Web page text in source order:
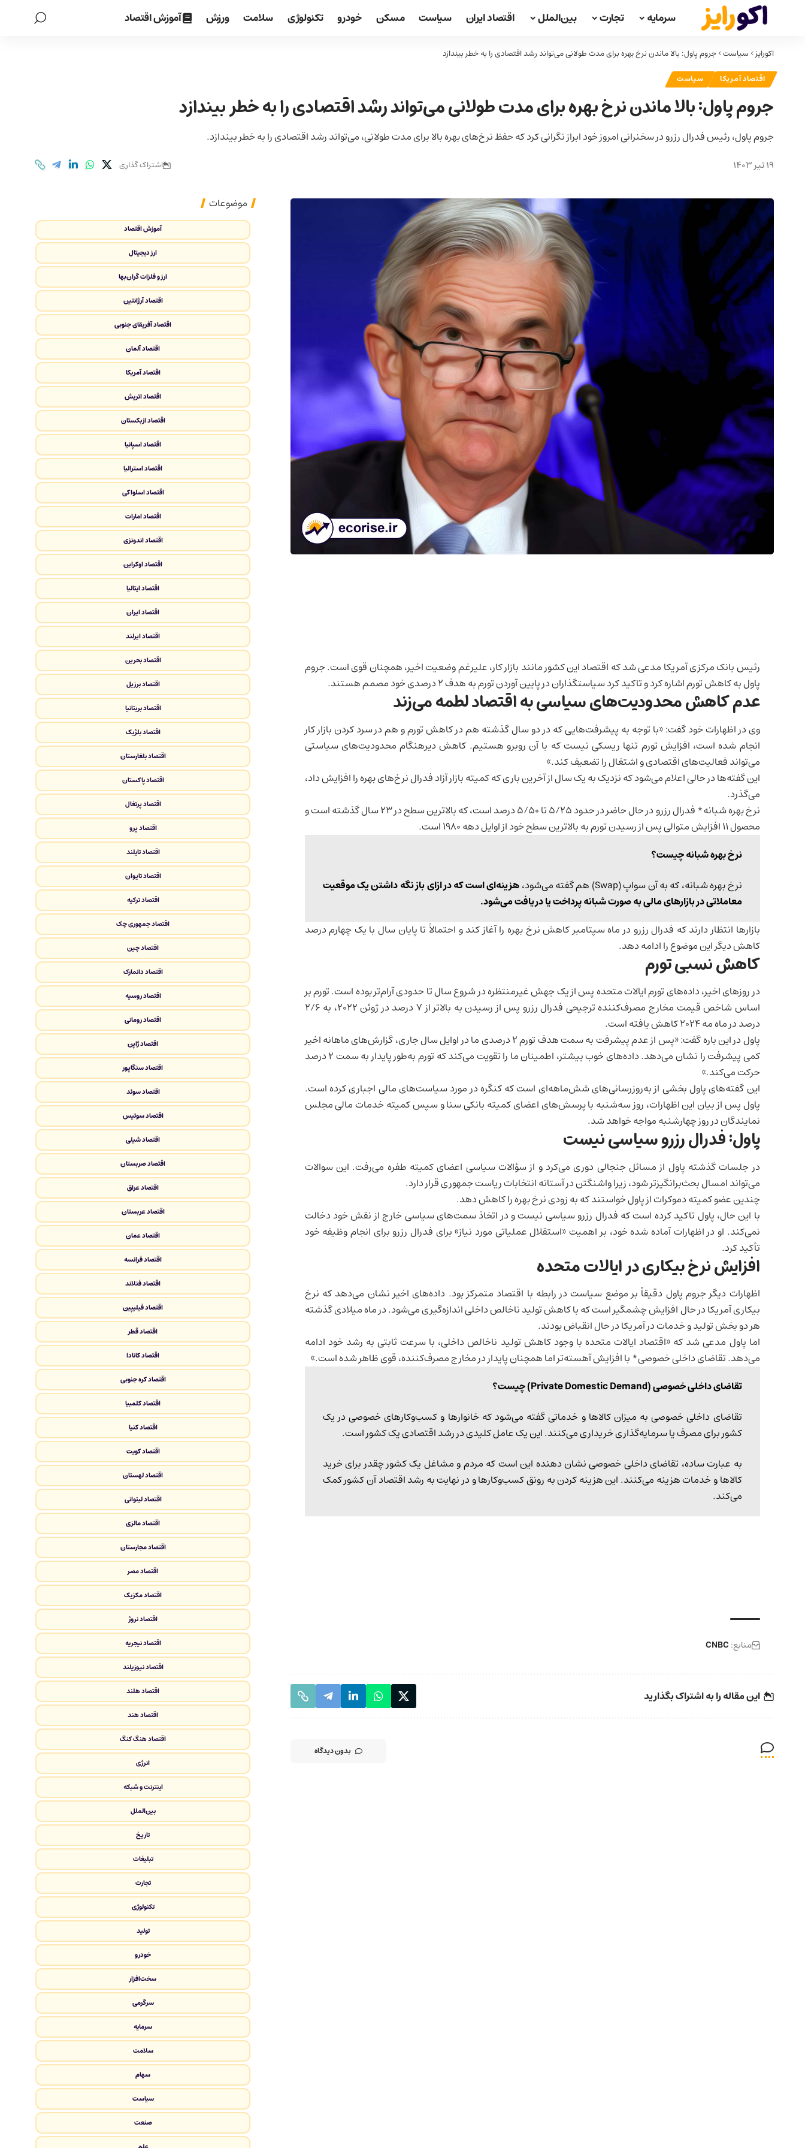
سرمایه تجارت بین‌الملل اقتصاد ایران سیاست مسکن خودرو تکنولوژی سلامت ورزش آموزش اقتصاد
اکورایز>سیاست>جروم پاول: بالا ماندن نرخ بهره برای مدت طولانی می‌تواند رشد اقتصادی را به خطر بیندازد
اقتصاد آمریکا سیاست
جروم پاول: بالا ماندن نرخ بهره برای مدت طولانی می‌تواند رشد اقتصادی را به خطر بیندازد
جروم پاول، رئیس فدرال رزرو در سخنرانی امروز خود ابراز نگرانی کرد که حفظ نرخ‌های بهره بالا برای مدت طولانی، می‌تواند رشد اقتصادی را به خطر بیندازد.
19 تیر 1403 اشتراک گذاری
رئیس بانک مرکزی آمریکا مدعی شد که اقتصاد این کشور مانند بازار کار، علیرغم وضعیت اخیر، همچنان قوی است. جروم
پاول به کاهش تورم اشاره کرد و تاکید کرد سیاستگذاران در پایین آوردن تورم به هدف 2 درصدی خود مصمم هستند.
عدم کاهش محدودیت‌های سیاسی به اقتصاد لطمه می‌زند
وی در اظهارات خود گفت: «با توجه به پیشرفت‌هایی که در دو سال گذشته هم در کاهش تورم و هم در سرد کردن بازار کار
انجام شده است، افزایش تورم تنها ریسکی نیست که با آن روبرو هستیم. کاهش دیرهنگام محدودیت‌های سیاستی
می‌تواند فعالیت‌های اقتصادی و اشتغال را تضعیف کند.»
این گفته‌ها در حالی اعلام می‌شود که نزدیک به یک سال از آخرین باری که کمیته بازار آزاد فدرال نرخ‌های بهره را افزایش داد،
می‌گذرد.
نرخ بهره شبانه* فدرال رزرو در حال حاضر در حدود 5/25 تا 5/50 درصد است، که بالاترین سطح در 23 سال گذشته است و
محصول 11 افزایش متوالی پس از رسیدن تورم به بالاترین سطح خود از اوایل دهه 1980 است.
نرخ بهره شبانه چیست؟
نرخ بهره شبانه، که به آن سواپ (Swap) هم گفته می‌شود،
هزینه‌ای است که در ازای باز نگه داشتن یک موقعیت
معاملاتی در بازارهای مالی به صورت شبانه پرداخت یا دریافت می‌شود.
بازارها انتظار دارند که فدرال رزرو در ماه سپتامبر کاهش نرخ بهره را آغاز کند و احتمالاً تا پایان سال با یک چهارم درصد
کاهش دیگر این موضوع را ادامه دهد.
کاهش نسبی تورم
در روزهای اخیر، داده‌های تورمایالات متحدهپس از یک جهش غیرمنتظره در شروع سال تا حدودی آرام‌تر بوده است. تورم بر
اساس شاخص قیمت مخارج مصرف‌کننده
ترجیحی فدرال رزرو پس از رسیدن به بالاتر از 7 درصد در ژوئن 2022، به 2/6
درصد در ماه مه 2024 کاهش یافته است.
پاول در این باره گفت: «پس از عدم پیشرفت به سمت هدف تورم 2 درصدی ما در اوایل سال جاری، گزارش‌های ماهانه اخیر
کمی پیشرفت را نشان می‌دهد. داده‌های خوب بیشتر، اطمینان ما را تقویت می‌کند که تورم به‌طور پایدار به سمت 2 درصد
حرکت می‌کند.»
این گفته‌های پاول بخشی از به‌روز‌رسانی‌های شش‌ماهه‌ای است که کنگره در موردسیاست‌های مالی اجباری کرده است.
پاول پس از بیان این اظهارات، روز سه‌شنبه با پرسش‌های اعضای کمیته بانکی سنا و سپس کمیته خدمات مالی مجلس
نمایندگان در روز چهارشنبه مواجه خواهد شد.
پاول: فدرال رزرو سیاسی نیست
در جلسات گذشته پاول از مسائل جنجالی دوری می‌کرد و از سؤالات سیاسی اعضای کمیته طفره می‌رفت. این سوالات
می‌تواند امسال بحث‌برانگیزتر شود، زیرا واشنگتن در آستانه انتخابات ریاست جمهوری قرار دارد.
چندین عضو کمیته دموکرات از پاول خواستند که به زودی نرخ بهره را کاهش دهد.
با این حال، پاول تاکید کرده است که فدرال رزرو سیاسی نیست و در اتخاذ سمت‌های سیاسی خارج از نقش خود دخالت
نمی‌کند. او در اظهارات آماده شده خود، بر اهمیت «استقلال عملیاتی مورد نیاز» برای فدرال رزرو برای انجام وظیفه خود
تأکید کرد.
افزایش نرخ بیکاری در ایالات متحده
اظهارات دیگر جروم پاول دقیقاً بر موضع سیاست در رابطه با اقتصاد متمرکز بود. داده‌های اخیر نشان می‌دهد که نرخ
بیکاری آمریکا در حال افزایش چشمگیر استکه با کاهشتولید ناخالص داخلیاندازه‌گیری می‌شود. در ماه میلادی گذشته
هر دو بخش تولید و خدمات در آمریکا در حال انقباض بودند.
اما پاول مدعی شد که «اقتصاد ایالات متحده با وجود کاهش تولید ناخالص داخلی، با سرعت ثابتی به رشد خود ادامه
می‌دهد. تقاضای داخلی خصوصی* با افزایش آهسته‌تر اما همچنان پایدار در مخارج مصرف‌کننده، قوی ظاهر شده است.»
تقاضای داخلی خصوصی (Private Domestic Demand) چیست؟
تقاضای داخلی خصوصی به میزان کالاها و خدماتی گفته می‌شود که خانوارها و کسب‌وکارهای خصوصی در یک
کشور برای مصرف یا سرمایه‌گذاری خریداری می‌کنند. این یک عامل کلیدی در رشد اقتصادی یک کشور است.
به عبارت ساده، تقاضای داخلی خصوصی نشان دهنده این است که مردم و مشاغل یک کشور چقدر برای خرید
کالاها و خدمات هزینه می‌کنند. این هزینه کردن به رونق کسب‌و‌کارها و در نهایت به رشد اقتصاد آن کشور کمک
می‌کند.
منابع: CNBC
این مقاله را به اشتراک بگذارید
بدون دیدگاه
موضوعات
آموزش اقتصاد
ارز دیجیتال
ارز و فلزات گران‌بها
اقتصاد آرژانتین
اقتصاد آفریقای جنوبی
اقتصاد آلمان
اقتصاد آمریکا
اقتصاد اتریش
اقتصاد ازبکستان
اقتصاد اسپانیا
اقتصاد استرالیا
اقتصاد اسلواکی
اقتصاد امارات
اقتصاد اندونزی
اقتصاد اوکراین
اقتصاد ایتالیا
اقتصاد ایران
اقتصاد ایرلند
اقتصاد بحرین
اقتصاد برزیل
اقتصاد بریتانیا
اقتصاد بلژیک
اقتصاد بلغارستان
اقتصاد پاکستان
اقتصاد پرتغال
اقتصاد پرو
اقتصاد تایلند
اقتصاد تایوان
اقتصاد ترکیه
اقتصاد جمهوری چک
اقتصاد چین
اقتصاد دانمارک
اقتصاد روسیه
اقتصاد رومانی
اقتصاد ژاپن
اقتصاد سنگاپور
اقتصاد سوئد
اقتصاد سوئیس
اقتصاد شیلی
اقتصاد صربستان
اقتصاد عراق
اقتصاد عربستان
اقتصاد عمان
اقتصاد فرانسه
اقتصاد فنلاند
اقتصاد فیلیپین
اقتصاد قطر
اقتصاد کانادا
اقتصاد کره جنوبی
اقتصاد کلمبیا
اقتصاد کنیا
اقتصاد کویت
اقتصاد لهستان
اقتصاد لیتوانی
اقتصاد مالزی
اقتصاد مجارستان
اقتصاد مصر
اقتصاد مکزیک
اقتصاد نروژ
اقتصاد نیجریه
اقتصاد نیوزیلند
اقتصاد هلند
اقتصاد هند
اقتصاد هنگ کنگ
انرژی
اینترنت و شبکه
بین‌الملل
تاریخ
تبلیغات
تجارت
تکنولوژی
تولید
خودرو
سخت‌افزار
سرگرمی
سرمایه
سلامت
سهام
سیاست
صنعت